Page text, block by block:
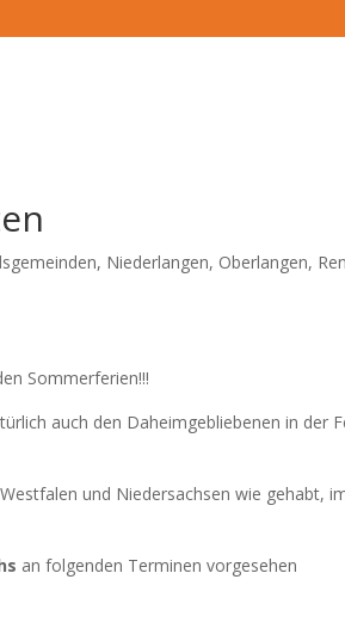
, Niederlangen, Oberlangen,
Sommerferien!!!
auch den Daheimgebliebenen in der
und Niedersachsen wie gehabt,
an folgenden Terminen vorgesehen